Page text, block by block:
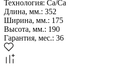
Технология: Са/Са
Длина, мм.: 352
Ширина, мм.: 175
Высота, мм.: 190
Гарантия, мес.: 36